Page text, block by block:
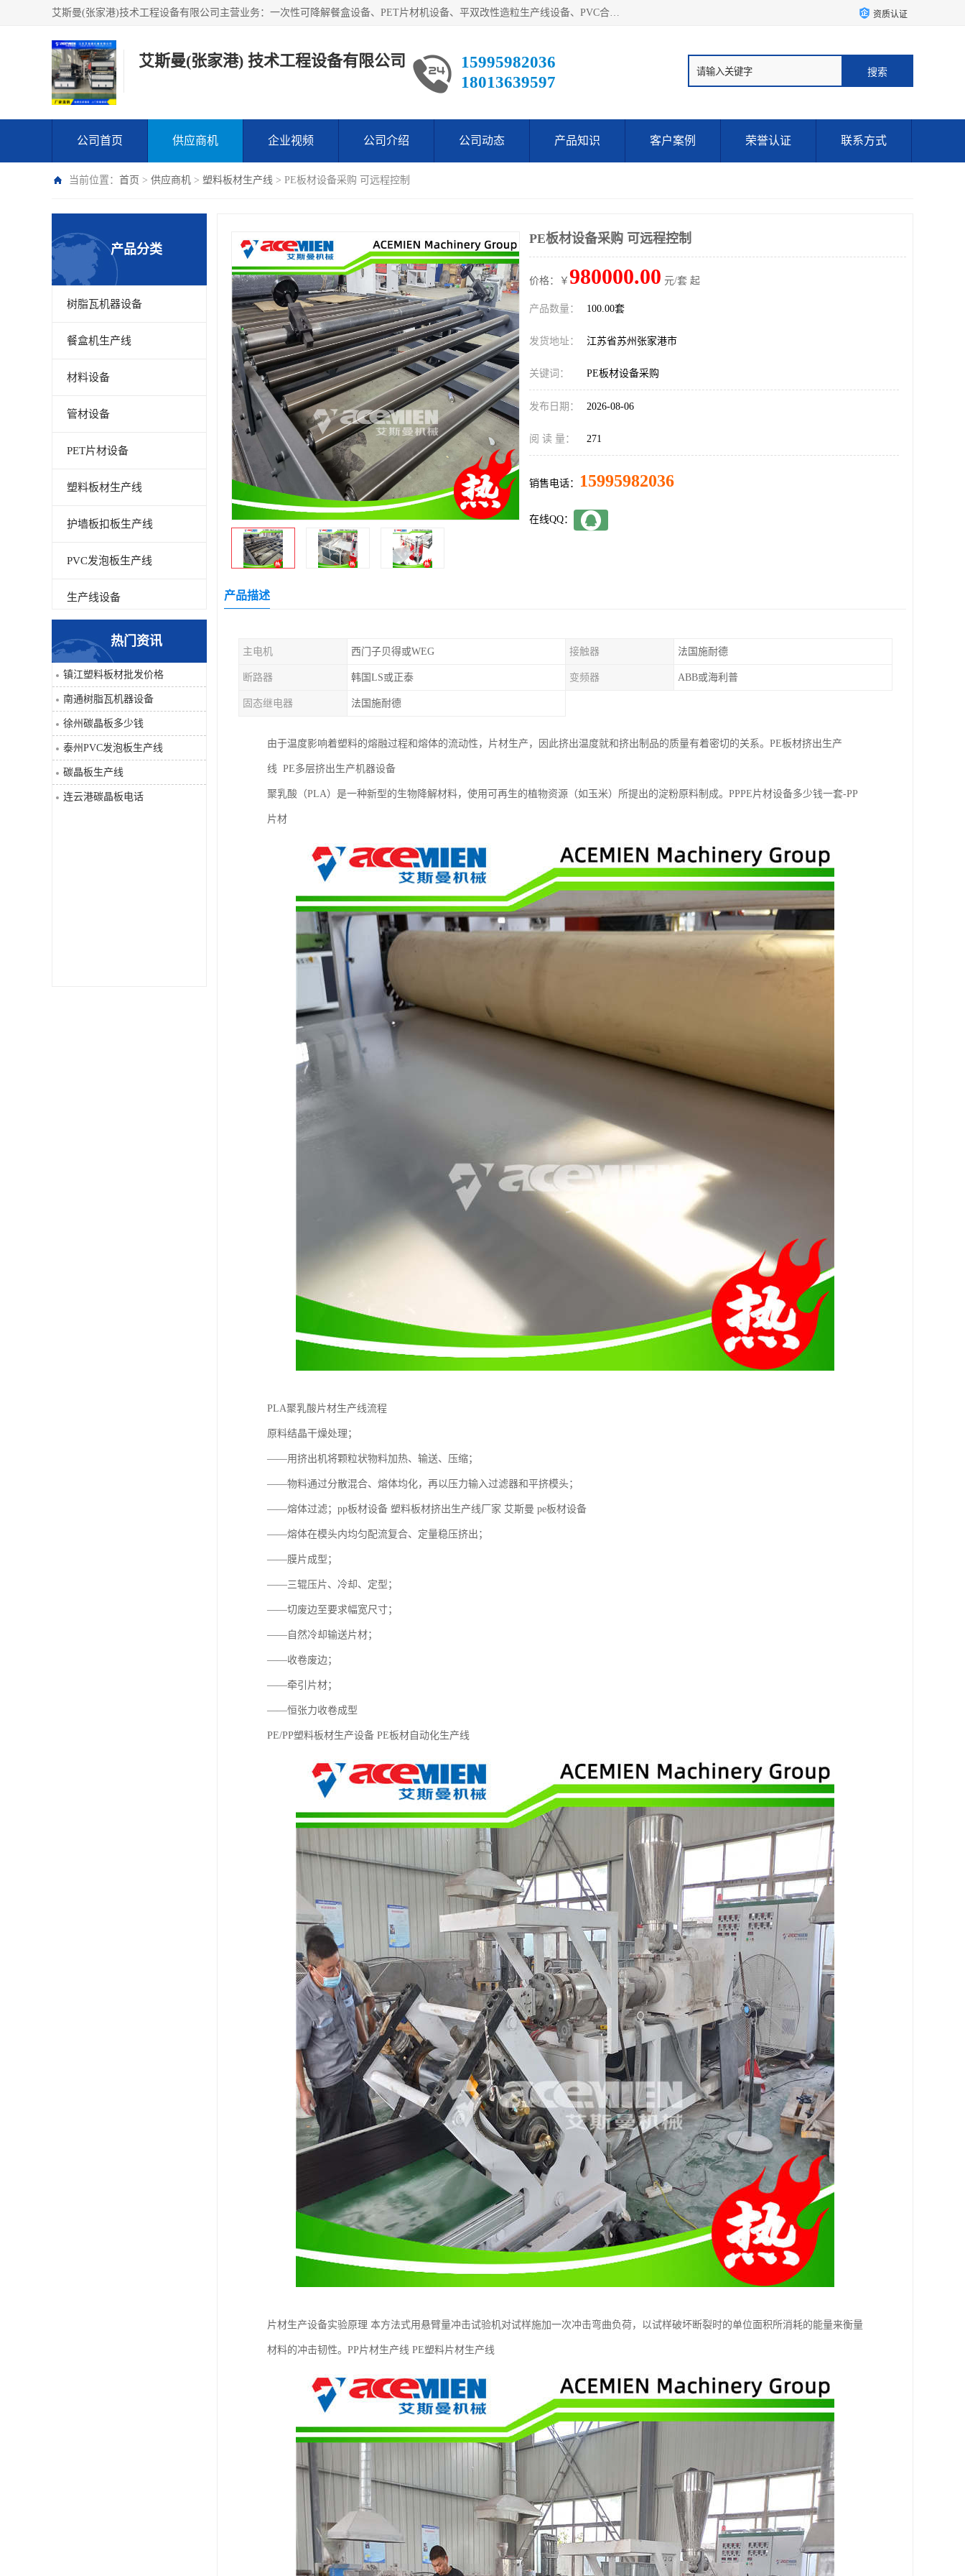
艾斯曼(张家港)技术工程设备有限公司主营业务：一次性可降解餐盒设备、PET片材机设备、平双改性造粒生产线设备、PVC合成树脂瓦设备、PP中空建筑模板设备、PVC管材设备等。成立至今，在国内我们的产品已经销售到全国所有省份，拥有多家客户，在国外产品出口到五十多个国家和地区。 资质认证
艾斯曼(张家港) 技术工程设备有限公司
15995982036
18013639597
公司首页 供应商机 企业视频 公司介绍 公司动态 产品知识 客户案例 荣誉认证 联系方式
当前位置： 首页 > 供应商机 > 塑料板材生产线 > PE板材设备采购 可远程控制
产品分类
树脂瓦机器设备
餐盒机生产线
材料设备
管材设备
PET片材设备
塑料板材生产线
护墙板扣板生产线
PVC发泡板生产线
生产线设备
碳晶板生产线
PVC仿大理石板生产线
热门资讯
镇江塑料板材批发价格
南通树脂瓦机器设备
徐州碳晶板多少钱
泰州PVC发泡板生产线
碳晶板生产线
连云港碳晶板电话
PE板材设备采购 可远程控制
价格：￥ 980000.00 元/套 起
产品数量： 100.00套
发货地址： 江苏省苏州张家港市
关键词： PE板材设备采购
发布日期： 2026-08-06
阅 读 量： 271
销售电话： 15995982036
在线QQ：
产品描述
主电机 西门子贝得或WEG 接触器 法国施耐德
断路器 韩国LS或正泰 变频器 ABB或海利普
固态继电器 法国施耐德
由于温度影响着塑料的熔融过程和熔体的流动性，片材生产，因此挤出温度就和挤出制品的质量有着密切的关系。PE板材挤出生产
线 PE多层挤出生产机器设备
聚乳酸（PLA）是一种新型的生物降解材料，使用可再生的植物资源（如玉米）所提出的淀粉原料制成。PPPE片材设备多少钱一套-PP
片材
PLA聚乳酸片材生产线流程
原料结晶干燥处理；
——用挤出机将颗粒状物料加热、输送、压缩；
——物料通过分散混合、熔体均化，再以压力输入过滤器和平挤模头；
——熔体过滤；pp板材设备 塑料板材挤出生产线厂家 艾斯曼 pe板材设备
——熔体在模头内均匀配流复合、定量稳压挤出；
——膜片成型；
——三辊压片、冷却、定型；
——切废边至要求幅宽尺寸；
——自然冷却输送片材；
——收卷废边；
——牵引片材；
——恒张力收卷成型
PE/PP塑料板材生产设备 PE板材自动化生产线
片材生产设备实验原理 本方法式用悬臂量冲击试验机对试样施加一次冲击弯曲负荷，以试样破坏断裂时的单位面积所消耗的能量来衡量
材料的冲击韧性。PP片材生产线 PE塑料片材生产线